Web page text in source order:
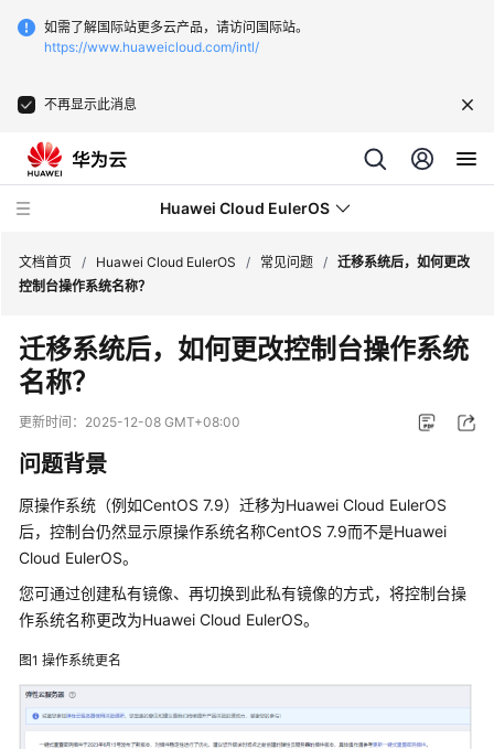
如需了解国际站更多云产品，请访问国际站。
https://www.huaweicloud.com/intl/
不再显示此消息
Huawei Cloud EulerOS
最
新
动
服
务
公
告
品
介
绍
用
户
文档首页 / Huawei Cloud EulerOS / 常见问题 / 迁移系统后，如何更改
控制台操作系统名称？
迁移系统后，如何更改控制台操作系统
名称？
更新时间： 2025-12-08 GMT+08:00
问题背景
原操作系统（例如CentOS 7.9）迁移为Huawei Cloud EulerOS
后，控制台仍然显示原操作系统名称CentOS 7.9而不是Huawei
Cloud EulerOS。
您可通过创建私有镜像、再切换到此私有镜像的方式，将控制台操
作系统名称更改为Huawei Cloud EulerOS。
图1 操作系统更名